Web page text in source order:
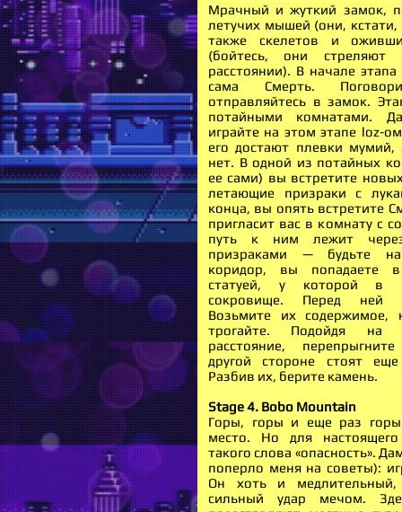
Мрачный и жуткий замок,
летучих мышей (они, кстати,
также скелетов и
(бойтесь, они стреляют
расстоянии). В начале этапа
сама Смерть.
отправляйтесь в замок.
потайными комнатами.
играйте на этом этапе loz-
его достают плевки мумий,
нет. В одной из потайных
ее сами) вы встретите
летающие призраки с
конца, вы опять встретите
пригласит вас в комнату с
путь к ним лежит
призраками — будьте
коридор, вы попадаете
статуей, у которой в
сокровище. Перед ней
Возьмите их содержимое,
трогайте. Подойдя на
расстояние,
другой стороне стоят
Разбив их, берите камень.
Stage 4. Bobo Mountain
Горы, горы и еще раз
место. Но для
такого слова «опасность».
поперло меня на советы):
Он хоть и
сильный удар мечом.